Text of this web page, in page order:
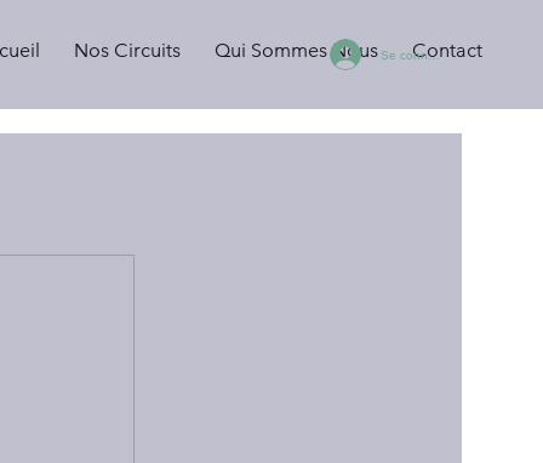
Nos Circuits Qui Sommes Nous Contact
Se connecter